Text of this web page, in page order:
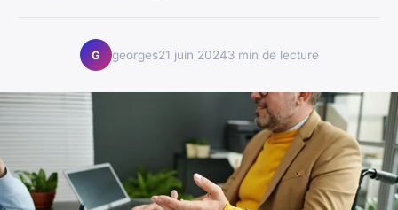
G georges21 juin 20243 min de lecture